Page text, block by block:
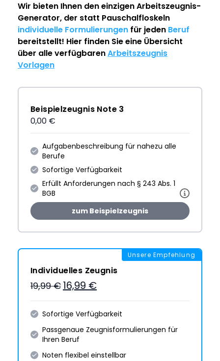
Wir bieten Ihnen den einzigenArbeitszeugnis-
Generator, der statt Pauschalfloskeln
individuelle Formulierungen für jeden Beruf
bereitstellt! Hier finden Sie eine Übersicht
über alle verfügbarenArbeitszeugnis
Vorlagen
Beispielzeugnis Note 3
0,00 €
Aufgabenbeschreibung für nahezu alle
Berufe
Sofortige Verfügbarkeit
Erfüllt Anforderungen nach § 243 Abs. 1
BGB
zum Beispielzeugnis
Unsere Empfehlung
Individuelles Zeugnis
19,99 € 16,99 €
Sofortige Verfügbarkeit
Passgenaue Zeugnis­formulie­rungen für
Ihren Beruf
Noten flexibel einstellbar